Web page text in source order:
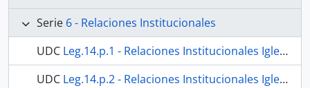
Serie 6 - Relaciones Institucionales
UDC Leg.14.p.1 - Relaciones Institucionales Iglesia-Obispado de Málaga
UDC Leg.14.p.2 - Relaciones Institucionales Iglesia-Parroquia de San Juan.